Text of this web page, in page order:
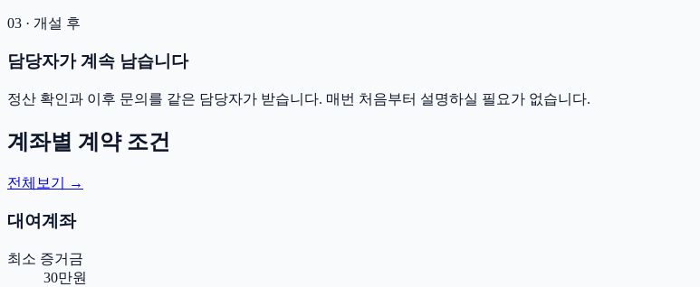
03 · 개설 후
담당자가 계속 남습니다
정산 확인과 이후 문의를 같은 담당자가 받습니다. 매번 처음부터 설명하실 필요가 없습니다.
계좌별 계약 조건
전체보기 →
대여계좌
최소 증거금
30만원